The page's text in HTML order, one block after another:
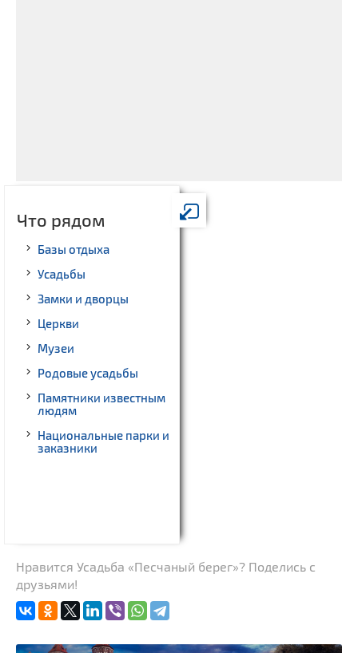
Что рядом
Базы отдыха
Усадьбы
Замки и дворцы
Церкви
Музеи
Родовые усадьбы
Памятники известным
людям
Национальные парки и
заказники
Нравится Усадьба «Песчаный берег»? Поделись с
друзьями!